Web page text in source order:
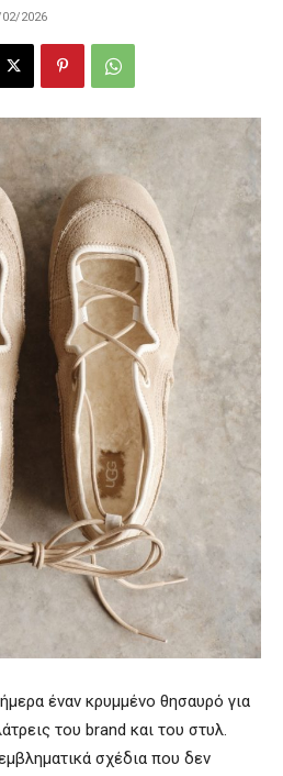
2026
έναν κρυμμένο θησαυρό για
του brand και του στυλ.
σχέδια που δεν